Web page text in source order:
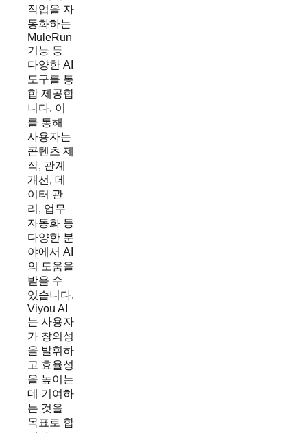
작업을 자
동화하는
MuleRun
기능 등
다양한 AI
도구를 통
합 제공합
니다. 이
를 통해
사용자는
콘텐츠 제
작, 관계
개선, 데
이터 관
리, 업무
자동화 등
다양한 분
야에서 AI
의 도움을
받을 수
있습니다.
Viyou AI
는 사용자
가 창의성
을 발휘하
고 효율성
을 높이는
데 기여하
는 것을
목표로 합